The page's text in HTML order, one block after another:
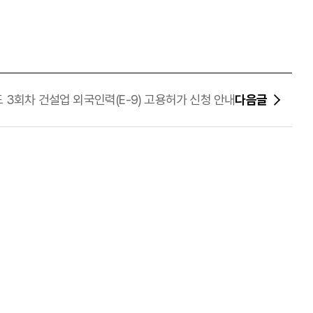
3회차 건설업 외국인력(E-9) 고용허가 신청 안내다음글